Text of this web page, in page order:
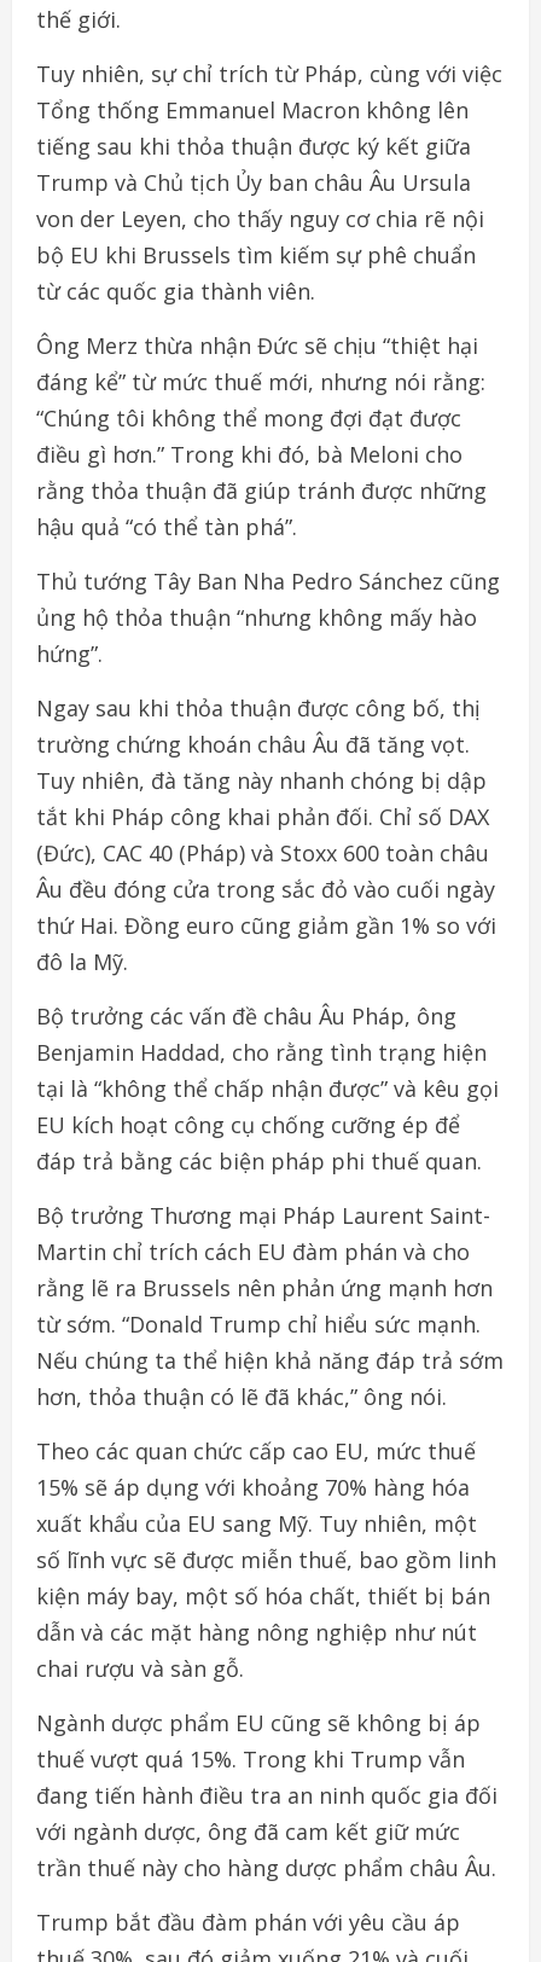
thế giới.
Tuy nhiên, sự chỉ trích từ Pháp, cùng với việc
Tổng thống Emmanuel Macron không lên
tiếng sau khi thỏa thuận được ký kết giữa
Trump và Chủ tịch Ủy ban châu Âu Ursula
von der Leyen, cho thấy nguy cơ chia rẽ nội
bộ EU khi Brussels tìm kiếm sự phê chuẩn
từ các quốc gia thành viên.
Ông Merz thừa nhận Đức sẽ chịu “thiệt hại
đáng kể” từ mức thuế mới, nhưng nói rằng:
“Chúng tôi không thể mong đợi đạt được
điều gì hơn.” Trong khi đó, bà Meloni cho
rằng thỏa thuận đã giúp tránh được những
hậu quả “có thể tàn phá”.
Thủ tướng Tây Ban Nha Pedro Sánchez cũng
ủng hộ thỏa thuận “nhưng không mấy hào
hứng”.
Ngay sau khi thỏa thuận được công bố, thị
trường chứng khoán châu Âu đã tăng vọt.
Tuy nhiên, đà tăng này nhanh chóng bị dập
tắt khi Pháp công khai phản đối. Chỉ số DAX
(Đức), CAC 40 (Pháp) và Stoxx 600 toàn châu
Âu đều đóng cửa trong sắc đỏ vào cuối ngày
thứ Hai. Đồng euro cũng giảm gần 1% so với
đô la Mỹ.
Bộ trưởng các vấn đề châu Âu Pháp, ông
Benjamin Haddad, cho rằng tình trạng hiện
tại là “không thể chấp nhận được” và kêu gọi
EU kích hoạt công cụ chống cưỡng ép để
đáp trả bằng các biện pháp phi thuế quan.
Bộ trưởng Thương mại Pháp Laurent Saint-
Martin chỉ trích cách EU đàm phán và cho
rằng lẽ ra Brussels nên phản ứng mạnh hơn
từ sớm. “Donald Trump chỉ hiểu sức mạnh.
Nếu chúng ta thể hiện khả năng đáp trả sớm
hơn, thỏa thuận có lẽ đã khác,” ông nói.
Theo các quan chức cấp cao EU, mức thuế
15% sẽ áp dụng với khoảng 70% hàng hóa
xuất khẩu của EU sang Mỹ. Tuy nhiên, một
số lĩnh vực sẽ được miễn thuế, bao gồm linh
kiện máy bay, một số hóa chất, thiết bị bán
dẫn và các mặt hàng nông nghiệp như nút
chai rượu và sàn gỗ.
Ngành dược phẩm EU cũng sẽ không bị áp
thuế vượt quá 15%. Trong khi Trump vẫn
đang tiến hành điều tra an ninh quốc gia đối
với ngành dược, ông đã cam kết giữ mức
trần thuế này cho hàng dược phẩm châu Âu.
Trump bắt đầu đàm phán với yêu cầu áp